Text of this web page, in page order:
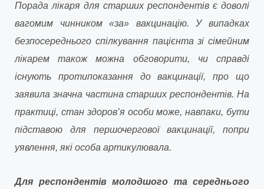
Порада лікаря для старших респондентів є доволі
вагомим чинником «за» вакцинацію. У випадках
безпосереднього спілкування пацієнта зі сімейним
лікарем також можна обговорити, чи справді
існують протипоказання до вакцинації, про що
заявила значна частина старших респондентів. На
практиці, стан здоров’я особи може, навпаки, бути
підставою для першочергової вакцинації, попри
уявлення, які особа артикулювала.
Для респондентів молодшого та середнього